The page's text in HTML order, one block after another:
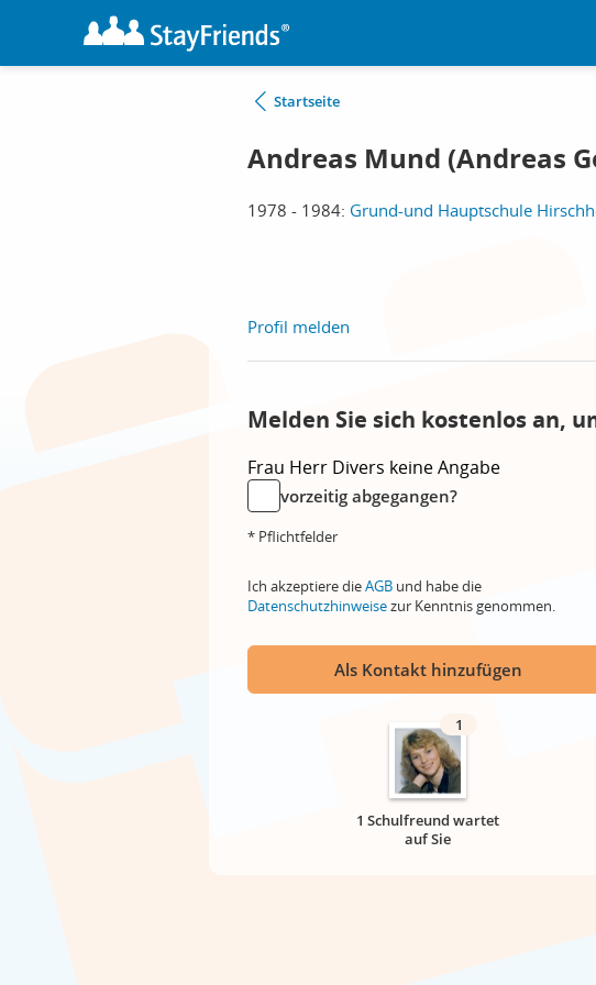
Startseite
Andreas Mund (Andreas
1978 - 1984: Grund-und Hauptschule
Profil melden
Melden Sie sich kostenlos an,
Frau Herr Divers keine Angabe
vorzeitig abgegangen?
* Pflichtfelder
Ich akzeptiere dieAGB und habe die
Datenschutzhinweisezur Kenntnis genommen.
Als Kontakt hinzufügen
1
1 Schulfreund wartet
auf Sie